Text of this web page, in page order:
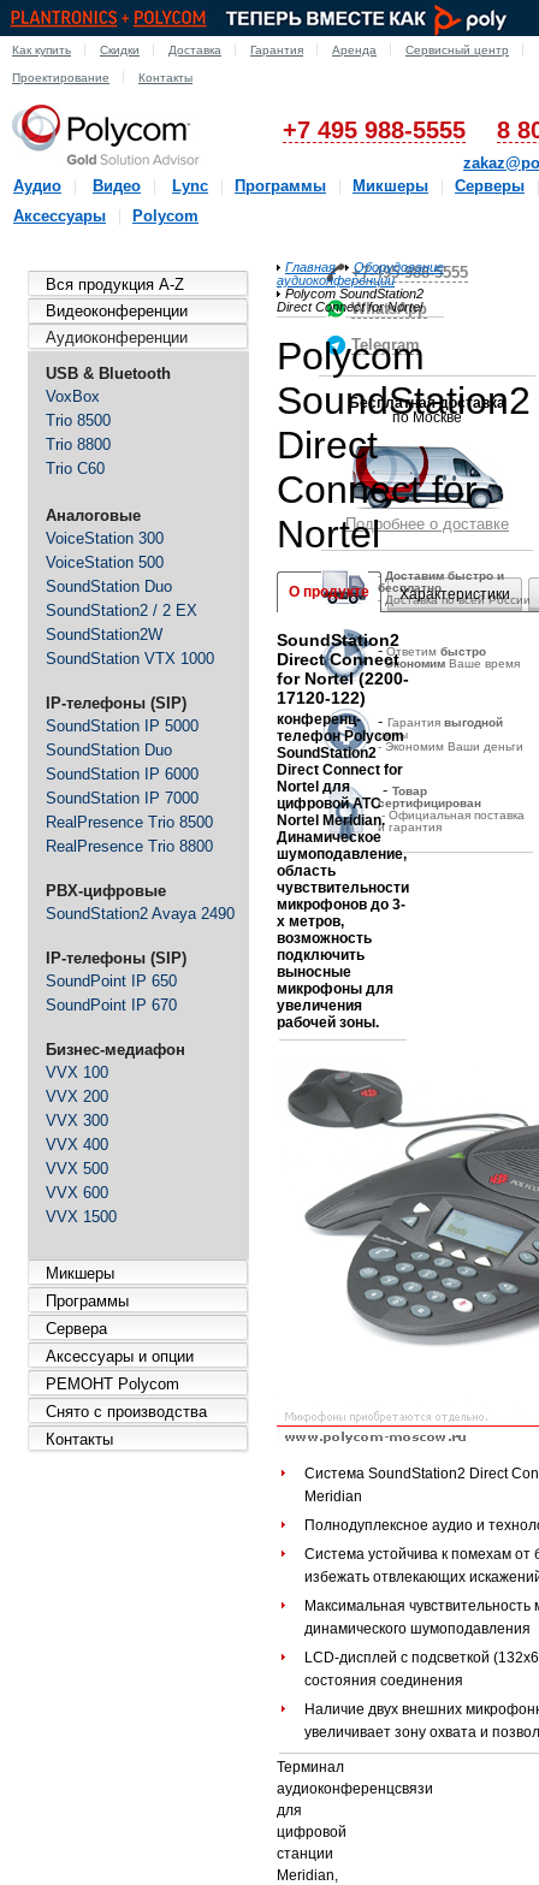
Как купить Скидки Доставка Гарантия Аренда Сервисный центр
Проектирование Контакты
+7 495 988-5555 8
Аудио
Видео Lync Программы Микшеры
Серверы
Аксессуары
Polycom
Вся продукция A-Z
Видеоконференции
Аудиоконференции
USB & Bluetooth
VoxBox
Trio 8500
Trio 8800
Trio C60
Аналоговые
VoiceStation 300
VoiceStation 500
SoundStation Duo
SoundStation2 / 2 EX
SoundStation2W
SoundStation VTX 1000
IP-телефоны (SIP)
SoundStation IP 5000
SoundStation Duo
SoundStation IP 6000
SoundStation IP 7000
RealPresence Trio 8500
RealPresence Trio 8800
PBX-цифровые
SoundStation2 Avaya 2490
IP-телефоны (SIP)
SoundPoint IP 650
SoundPoint IP 670
Бизнес-медиафон
VVX 100
VVX 200
VVX 300
VVX 400
VVX 500
VVX 600
VVX 1500
Микшеры
Программы
Сервера
Аксессуары и опции
РЕМОНТ Polycom
Снято с производства
Контакты
+7-495-988-5555
WhatsApp
Telegram
Бесплатная доставка
по Москве
Подробнее о доставке
- Доставим быстро и
бесплатно
- Доставка по всей России
- Ответим быстро
-Экономим Ваше время
- Гарантия выгодной
цены
- Экономим Ваши деньги
- Товар
сертифицирован
- Официальная поставка
и гарантия
Главная
Оборудование
аудиоконференции
Polycom SoundStation2
Direct Connect for Nortel
Polycom
SoundStation2
Direct
Connect for
Nortel
О продукте Характеристики
SoundStation2
Direct Connect
for Nortel (2200-
17120-122)
конференц-
телефонPolycom
SoundStation2
Direct Connect for
Nortel для
цифровойАТС
Nortel Meridian.
Динамическое
шумоподавление,
область
чувствительности
микрофонов до 3-
х метров,
возможность
подключить
выносные
микрофоны для
увеличения
рабочей зоны.
Система SoundStation2 Direct
Meridian
Полнодуплексное аудио и
Система устойчива к помехам
избежать отвлекающих
Максимальная
динамического шумоподавления
LCD-дисплей с подсветкой
состояния соединения
Наличие двух внешних
увеличивает зону охвата и
Терминал
аудиоконференцсвязи
для
цифровой
станции
Meridian,